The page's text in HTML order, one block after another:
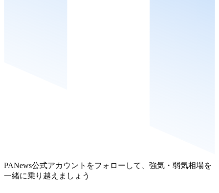
PANews公式アカウントをフォローして、強気・弱気相場を
一緒に乗り越えましょう